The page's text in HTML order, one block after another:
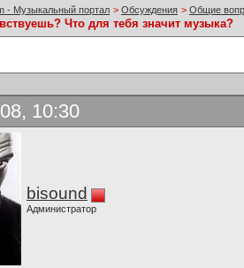
- Музыкальный портал > Обсуждения > Общие
Что для тебя значит музыка?
10:30
bisound
Администратор